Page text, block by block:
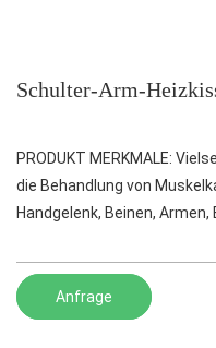
Schulter-Arm-
PRODUKT MERKMALE:
die Behandlung von
Handgelenk, Beinen,
Anfrage